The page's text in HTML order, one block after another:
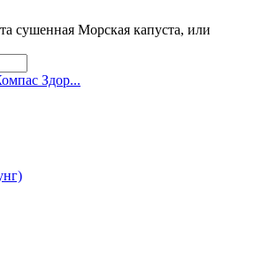
сушенная Морская капуста, или
Здор...